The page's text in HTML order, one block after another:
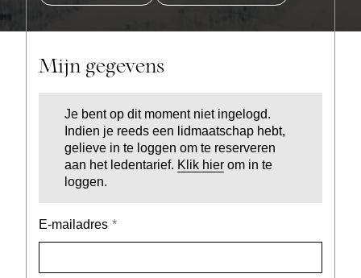
Mijn gegevens
Je bent op dit moment niet ingelogd.
Indien je reeds een lidmaatschap hebt,
gelieve in te loggen om te reserveren
aan het ledentarief. Klik hier om in te
loggen.
E-mailadres